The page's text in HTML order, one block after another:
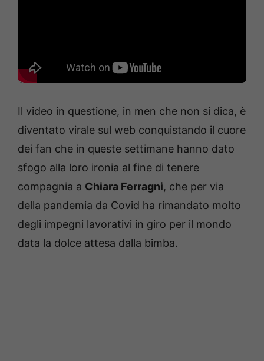
Il video in questione, in men che non si dica, è
diventato virale sul web conquistando il cuore
dei fan che in queste settimane hanno dato
sfogo alla loro ironia al fine di tenere
compagnia a Chiara Ferragni, che per via
della pandemia da Covid ha rimandato molto
degli impegni lavorativi in giro per il mondo
data la dolce attesa dalla bimba.